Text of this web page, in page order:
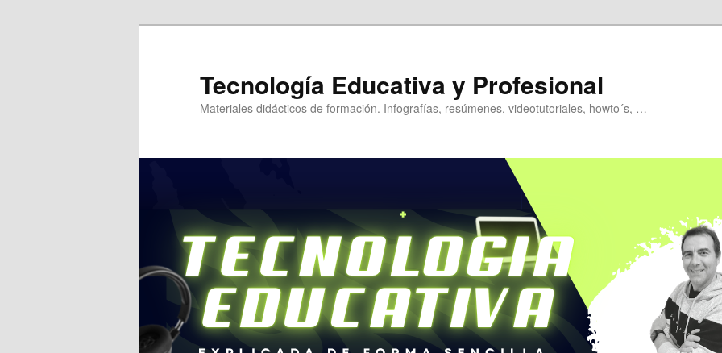
Tecnología Educativa y Profesional
Materiales didácticos de formación. Infografías, resúmenes, videotutoriales, howto´s, …